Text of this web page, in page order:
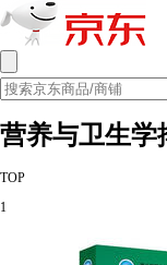
营养与卫生学
TOP
1